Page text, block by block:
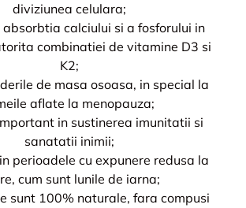
diviziunea celulara;
calciului si a fosforului in
combinatiei de vitamine D3 si
K2;
de masa osoasa, in special la
aflate la menopauza;
in sustinerea imunitatii si
sanatatii inimii;
perioadele cu expunere redusa la
cum sunt lunile de iarna;
sunt 100% naturale, fara compusi